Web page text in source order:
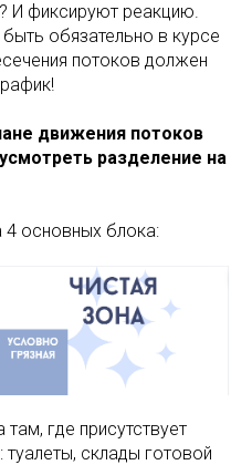
И фиксируют реакцию.
обязательно в курсе
потоков должен
движения потоков
разделение на
4 основных блока:
где присутствует
склады готовой